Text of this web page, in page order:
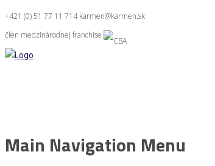
+421 (0) 51 77 11 714 karmen@karmen.sk
člen medzinárodnej franchise
Main Navigation Menu